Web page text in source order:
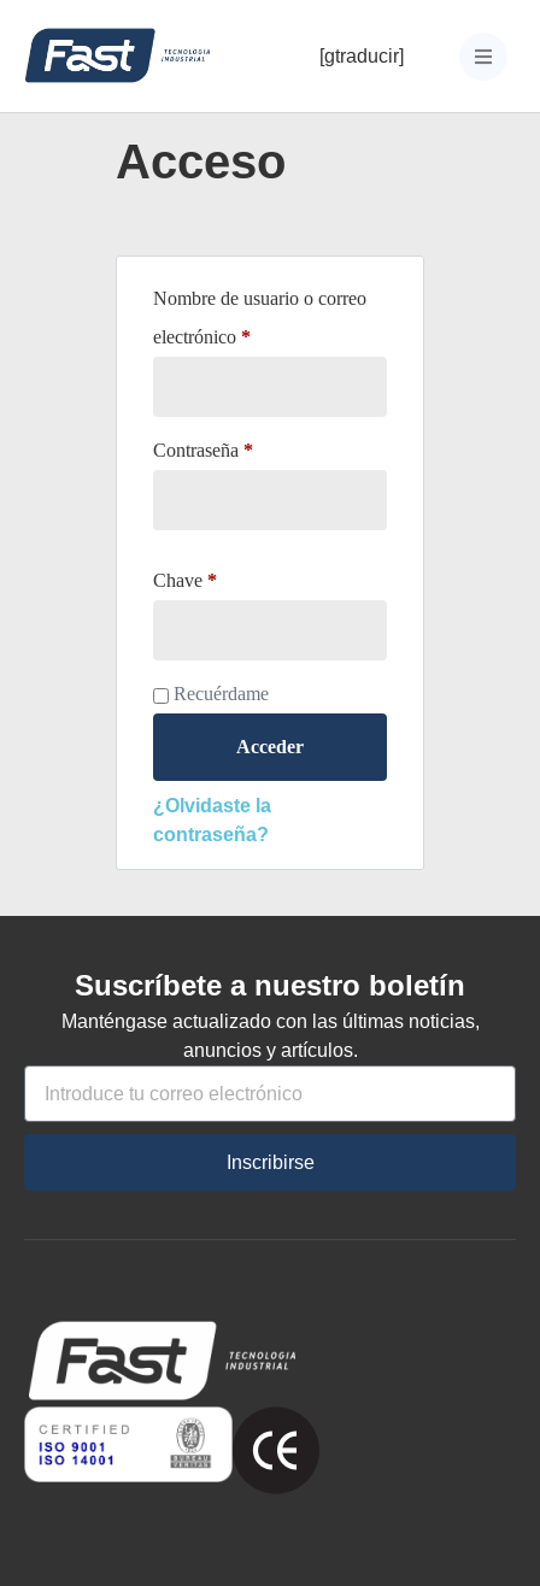
[gtraducir]
Acceso
Nombre de usuario o correo
electrónico *
Contraseña *
Chave *
Recuérdame
Acceder
¿Olvidaste la
contraseña?
Suscríbete a nuestro boletín
Manténgase actualizado con las últimas noticias,
anuncios y artículos.
Inscribirse